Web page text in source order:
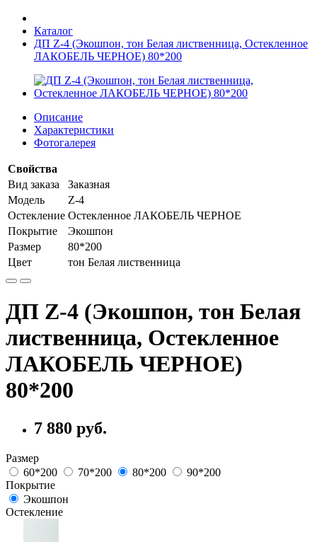
Каталог
ДП Z-4 (Экошпон, тон Белая лиственница, Остекленное
ЛАКОБЕЛЬ ЧЕРНОЕ) 80*200
Описание
Характеристики
Фотогалерея
Свойства
Вид заказа
Заказная
Модель
Z-4
Остекление Остекленное ЛАКОБЕЛЬ ЧЕРНОЕ
Покрытие
Экошпон
Размер
80*200
Цвет
тон Белая лиственница
ДП Z-4 (Экошпон, тон Белая
лиственница, Остекленное
ЛАКОБЕЛЬ ЧЕРНОЕ)
80*200
7 880 руб.
Размер
60*200
70*200 80*200
90*200
Покрытие
Экошпон
Остекление